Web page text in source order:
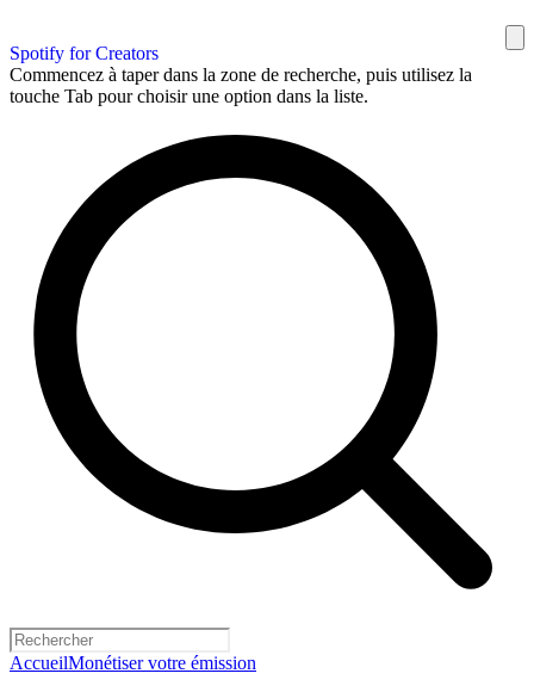
Spotify for Creators
Commencez à taper dans la zone de recherche, puis utilisez la
touche Tab pour choisir une option dans la liste.
AccueilMonétiser votre émission